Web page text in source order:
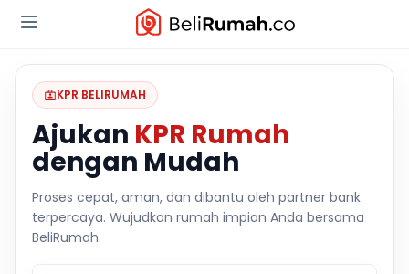
KPR BELIRUMAH
Ajukan KPR Rumah
dengan Mudah
Proses cepat, aman, dan dibantu oleh partner bank
terpercaya. Wujudkan rumah impian Anda bersama
BeliRumah.